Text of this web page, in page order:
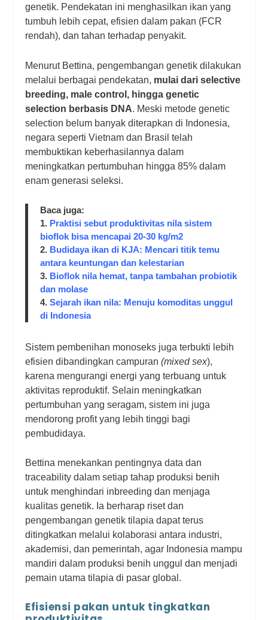
genetik. Pendekatan ini menghasilkan ikan yang
tumbuh lebih cepat, efisien dalam pakan (FCR
rendah), dan tahan terhadap penyakit.
Menurut Bettina, pengembangan genetik dilakukan
melalui berbagai pendekatan, mulai dari selective
breeding, male control, hingga genetic
selection berbasis DNA. Meski metode genetic
selection belum banyak diterapkan di Indonesia,
negara seperti Vietnam dan Brasil telah
membuktikan keberhasilannya dalam
meningkatkan pertumbuhan hingga 85% dalam
enam generasi seleksi.
Baca juga:
1. Praktisi sebut produktivitas nila sistem
bioflok bisa mencapai 20-30 kg/m2
2. Budidaya ikan di KJA: Mencari titik temu
antara keuntungan dan kelestarian
3. Bioflok nila hemat, tanpa tambahan probiotik
dan molase
4.Sejarah ikan nila: Menuju komoditas unggul
di Indonesia
Sistem pembenihan monoseks juga terbukti lebih
efisien dibandingkan campuran(mixed sex),
karena mengurangi energi yang terbuang untuk
aktivitas reproduktif. Selain meningkatkan
pertumbuhan yang seragam, sistem ini juga
mendorong profit yang lebih tinggi bagi
pembudidaya.
Bettina menekankan pentingnya data dan
traceability dalam setiap tahap produksi benih
untuk menghindari inbreeding dan menjaga
kualitas genetik. Ia berharap riset dan
pengembangan genetik tilapia dapat terus
ditingkatkan melalui kolaborasi antara industri,
akademisi, dan pemerintah, agar Indonesia mampu
mandiri dalam produksi benih unggul dan menjadi
pemain utama tilapia di pasar global.
Efisiensi pakan untuk tingkatkan